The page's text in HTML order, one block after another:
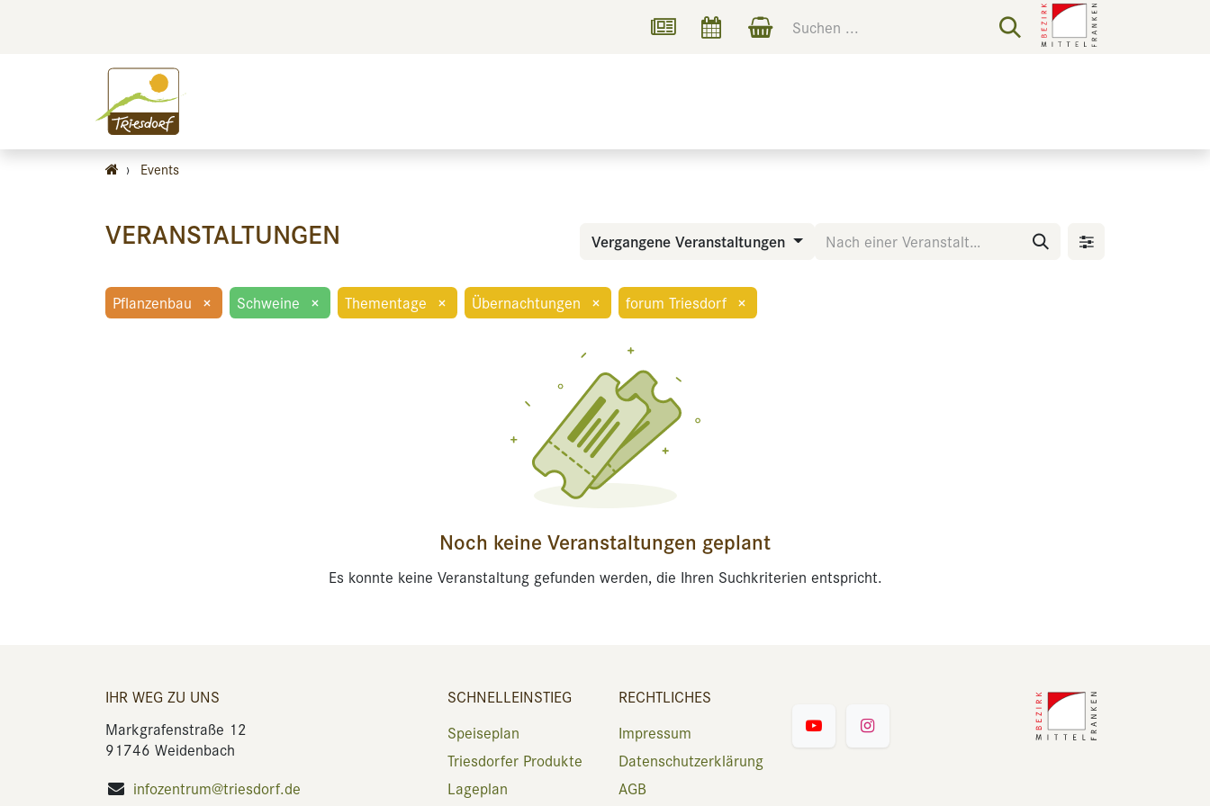
› Events
VERANSTALTUNGEN Vergangene Veranstaltungen
Pflanzenbau × Schweine × Thementage × Übernachtungen × forum Triesdorf ×
Noch keine Veranstaltungen geplant
Es konnte keine Veranstaltung gefunden werden, die Ihren Suchkriterien entspricht.
IHR WEG ZU UNS
Markgrafenstraße 12
91746 Weidenbach
infozentrum@triesdorf.de
SCHNELLEINSTIEG
Speiseplan
Triesdorfer Produkte
Lageplan
RECHTLICHES
Impressum
Datenschutzerklärung
AGB